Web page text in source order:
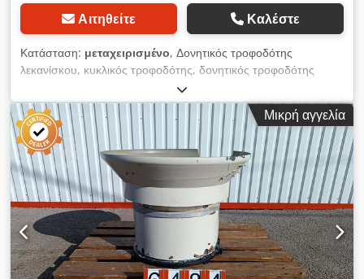
Αιτηθείτε Καλέστε
Κατάσταση: μεταχειρισμένο, Δονητικός τροφοδότης
λεκανίσκου, κυκλικός τροφοδότης, δονητικός τροφοδότης
εξαρτημάτων Gasco BVN5 470mm, μεταχειρισμένο μηχάνημα
Κατασκευαστής: Gasco Τύπος: BVN5 Διαστάσεις: 545 x 555 x
400 mm Dkjdpoy Sbq Ijfx Aafor Μέγεθος λεκάνης/δοχείου D,
d: 490 mm, 250 mm Βάρος: 61 kg Ηλεκτρικά στοιχεία: 230 V,
1,6 A
Μικρή αγγελία